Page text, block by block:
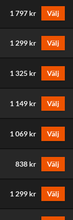
1 797 kr Välj
1 299 kr Välj
1 325 kr Välj
1 149 kr Välj
1 069 kr Välj
838 kr Välj
1 299 kr Välj